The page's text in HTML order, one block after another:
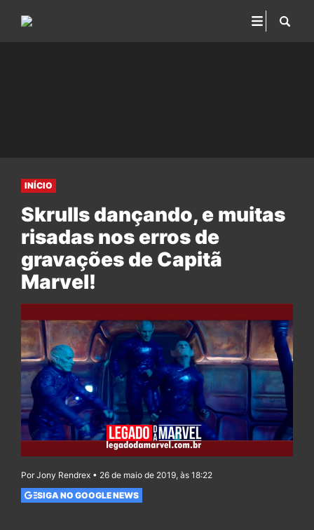
INÍCIO
Skrulls dançando, e muitas
risadas nos erros de
gravações de Capitã
Marvel!
Por Jony Rendrex • 26 de maio de 2019, às 18:22
SIGA NO GOOGLE NEWS